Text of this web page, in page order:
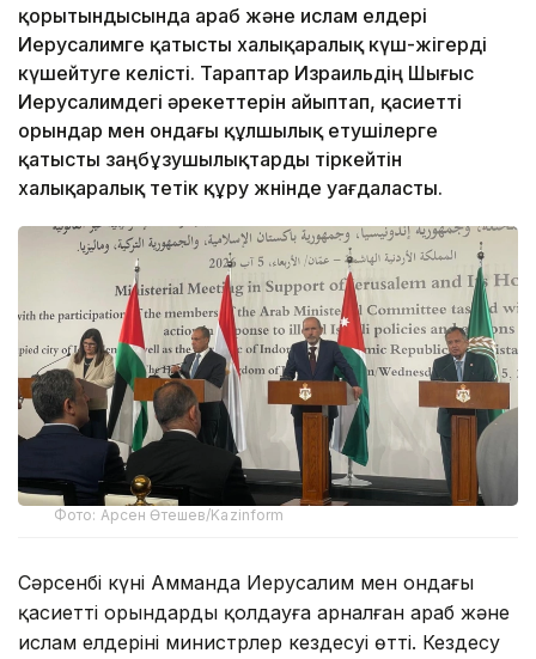
қорытындысында араб және ислам елдері
Иерусалимге қатысты халықаралық күш-жігерді
күшейтуге келісті. Тараптар Израильдің Шығыс
Иерусалимдегі әрекеттерін айыптап, қасиетті
орындар мен ондағы құлшылық етушілерге
қатысты заңбұзушылықтарды тіркейтін
халықаралық тетік құру жөнінде уағдаласты.
Фото: Арсен Өтешев/Kazinform
Сәрсенбі күні Амманда Иерусалим мен ондағы
қасиетті орындарды қолдауға арналған араб және
ислам елдерінің министрлер кездесуі өтті. Кездесу